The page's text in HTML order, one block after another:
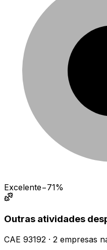
Excelente−71%
Outras atividades
CAE 93192 · 2 empresas